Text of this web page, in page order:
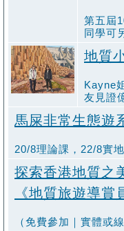
第五屆
同學可
地質
Kayne
友見證
馬屎非常生態遊
20/8理論課，22/8實
探索香港地質之
《地質旅遊導
（免費參加｜實體或